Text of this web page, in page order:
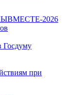
2026
Госдуму
при